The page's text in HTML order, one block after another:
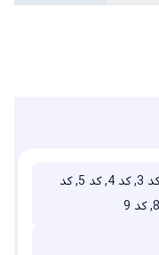
کد 1, کد 2, کد 3, کد 4, کد 5, کد